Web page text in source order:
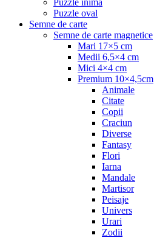
Puzzle inima
Puzzle oval
Semne de carte
Semne de carte magnetice
Mari 17×5 cm
Medii 6,5×4 cm
Mici 4×4 cm
Premium 10×4,5cm
Animale
Citate
Copii
Craciun
Diverse
Fantasy
Flori
Iarna
Mandale
Martisor
Peisaje
Univers
Urari
Zodii